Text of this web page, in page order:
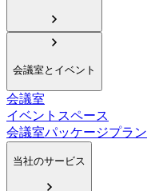
会議室とイベント
会議室
イベントスペース
会議室パッケージプラン
当社のサービス